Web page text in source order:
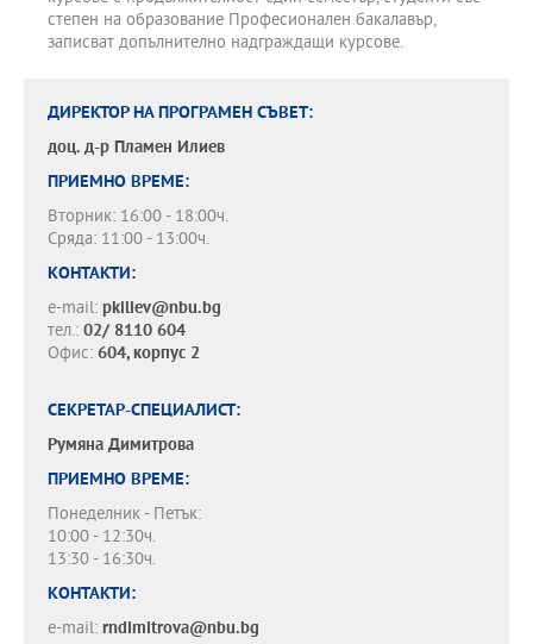
степен на образование Професионален бакалавър,
записват допълнително надграждащи курсове.
ДИРЕКТОР НА ПРОГРАМЕН СЪВЕТ:
доц. д-р Пламен Илиев
ПРИЕМНО ВРЕМЕ:
Вторник: 16:00 - 18:00ч.
Сряда: 11:00 - 13:00ч.
КОНТАКТИ:
e-mail: pkiliev@nbu.bg
тел.: 02/ 8110 604
Офис: 604, корпус 2
СЕКРЕТАР-СПЕЦИАЛИСТ:
Румяна Димитрова
ПРИЕМНО ВРЕМЕ:
Понеделник - Петък:
10:00 - 12:30ч.
13:30 - 16:30ч.
КОНТАКТИ:
e-mail: rndimitrova@nbu.bg